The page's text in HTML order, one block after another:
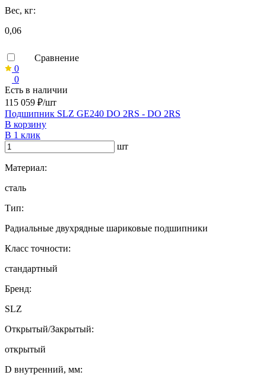
Вес, кг:
0,06
Сравнение
0
0
Есть в наличии
115 059 ₽/шт
Подшипник SLZ GE240 DO 2RS - DO 2RS
В корзину
В 1 клик
шт
Материал:
сталь
Тип:
Радиальные двухрядные шариковые подшипники
Класс точности:
стандартный
Бренд:
SLZ
Открытый/Закрытый:
открытый
D внутренний, мм: